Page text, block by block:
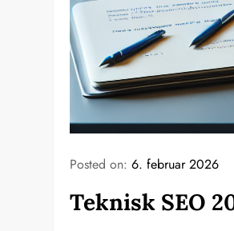
Posted on:6. februar 2026
Teknisk SEO